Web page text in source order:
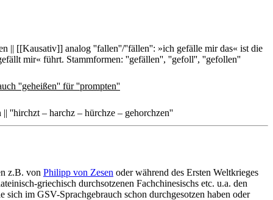
|| [[Kausativ]] analog ''fallen''/''fällen'': »ich gefälle mir das« ist die
mir« führt. Stammformen: ''gefällen'', ''gefoll'', ''gefollen''
''geheißen'' für ''prompten''
''hirchzt – harchz – hürchze – gehorchzen''
z.B. von Philipp von Zesen oder während des Ersten Weltkrieges
griechisch durchsotzenen Fachchinesischs etc. u.a. den
im GSV-Sprachgebrauch schon durchgesotzen haben oder